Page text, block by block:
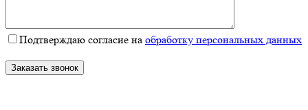
Подтверждаю согласие на обработку персональных данных